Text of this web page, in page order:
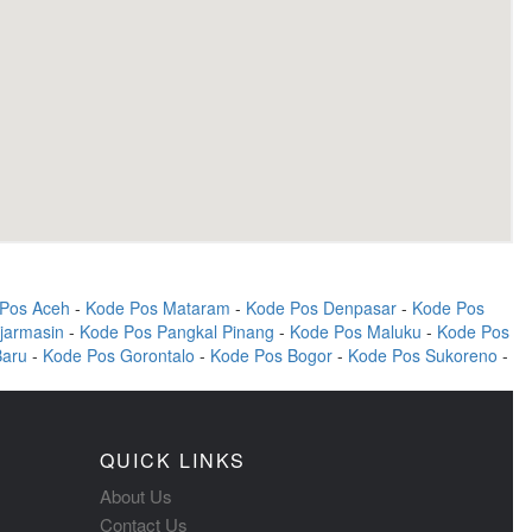
Aceh - Kode Pos Mataram - Kode Pos Denpasar - Kode Pos
- Kode Pos Pangkal Pinang - Kode Pos Maluku - Kode Pos
- Kode Pos Gorontalo - Kode Pos Bogor - Kode Pos Sukoreno -
QUICK LINKS
About Us
Contact Us